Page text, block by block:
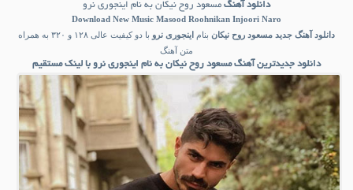
دانلود آهنگ مسعود روح نیکان به نام اینجوری نرو
Download New Music Masood Roohnikan Injoori Naro
دانلود آهنگ جدید مسعود روح نیکان بنام اینجوری نرو
با دو کیفیت عالی ۱۲۸ و ۳۲۰ به همراه
متن آهنگ
دانلود جدیدترین آهنگ مسعود روح نیکان به نام اینجوری نرو با لینک مستقیم